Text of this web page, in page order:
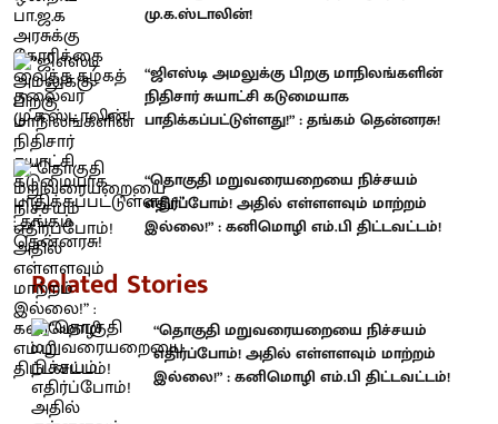
மு.க.ஸ்டாலின்!
“ஜிஎஸ்டி அமலுக்கு பிறகு மாநிலங்களின்
நிதிசார் சுயாட்சி கடுமையாக
பாதிக்கப்பட்டுள்ளது!” : தங்கம் தென்னரசு!
“தொகுதி மறுவரையறையை நிச்சயம்
எதிர்ப்போம்! அதில் எள்ளளவும் மாற்றம்
இல்லை!” : கனிமொழி எம்.பி திட்டவட்டம்!
Related Stories
“தொகுதி மறுவரையறையை நிச்சயம்
எதிர்ப்போம்! அதில் எள்ளளவும் மாற்றம்
இல்லை!” : கனிமொழி எம்.பி திட்டவட்டம்!